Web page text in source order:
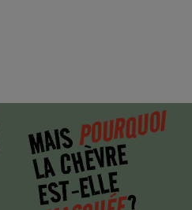
MAISPOURQUOI
LA CHÈVRE
EST-ELLE